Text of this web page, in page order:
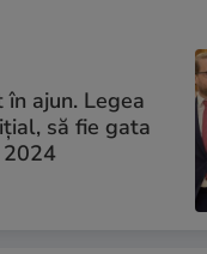
în ajun. Legea
să fie gata
2024